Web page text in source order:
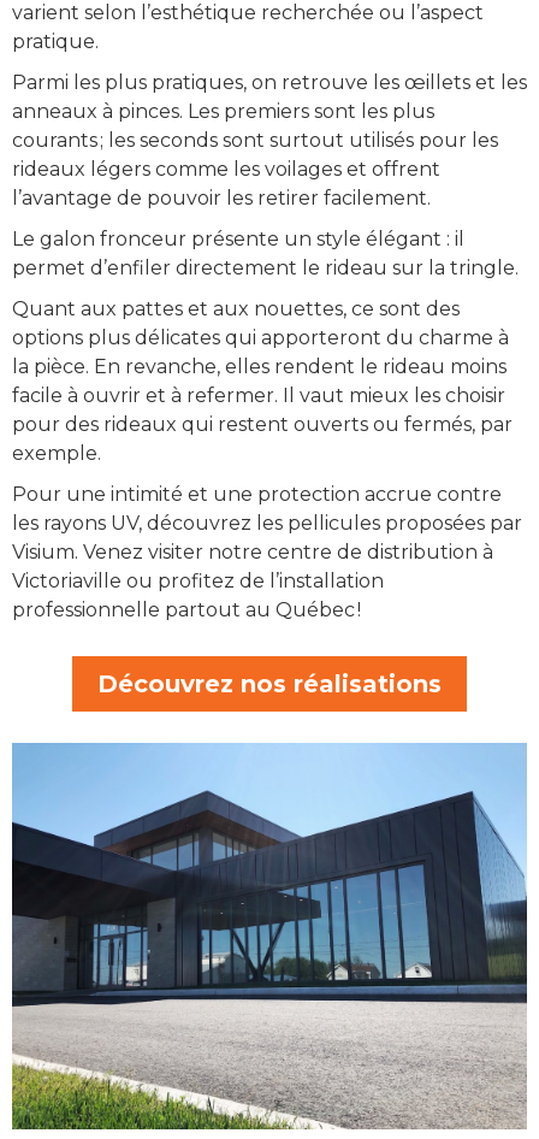
varient selon l’esthétique recherchée ou l’aspect
pratique.
Parmi les plus pratiques, on retrouve les œillets et les
anneaux à pinces. Les premiers sont les plus
courants ; les seconds sont surtout utilisés pour les
rideaux légers comme les voilages et offrent
l’avantage de pouvoir les retirer facilement.
Le galon fronceur présente un style élégant : il
permet d’enfiler directement le rideau sur la tringle.
Quant aux pattes et aux nouettes, ce sont des
options plus délicates qui apporteront du charme à
la pièce. En revanche, elles rendent le rideau moins
facile à ouvrir et à refermer. Il vaut mieux les choisir
pour des rideaux qui restent ouverts ou fermés, par
exemple.
Pour une intimité et une protection accrue contre
les rayons UV, découvrez les pellicules proposées par
Visium. Venez visiter notre centre de distribution à
Victoriaville ou profitez de l’installation
professionnelle partout au Québec !
Découvrez nos réalisations